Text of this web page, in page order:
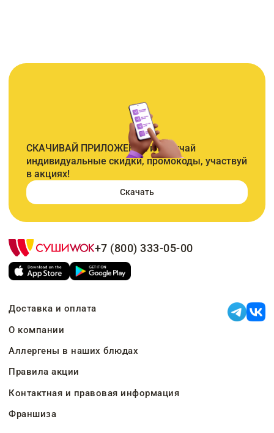
СКАЧИВАЙ ПРИЛОЖЕНИЕ и получай
индивидуальные скидки, промокоды, участвуй
в акциях!
Скачать
+7 (800) 333-05-00
Доставка и оплата
О компании
Аллергены в наших блюдах
Правила акции
Контактная и правовая информация
Франшиза